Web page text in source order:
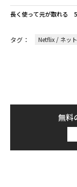
長く使って元が取れる
タグ： Netflix / ネッ
無料